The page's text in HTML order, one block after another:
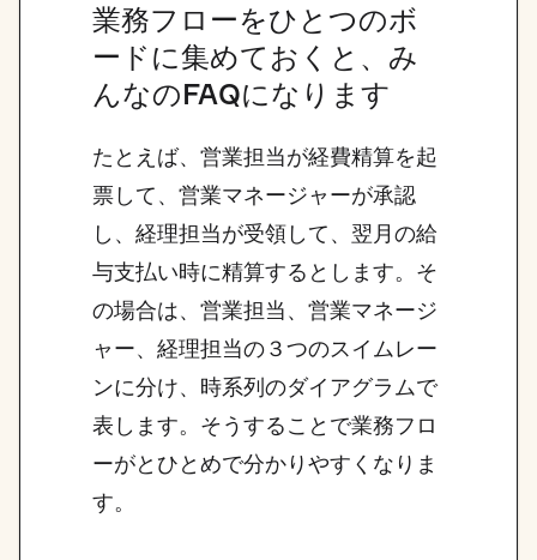
業務フローをひとつのボ
ードに集めておくと、み
んなのFAQになります
たとえば、営業担当が経費精算を起
票して、営業マネージャーが承認
し、経理担当が受領して、翌月の給
与支払い時に精算するとします。そ
の場合は、営業担当、営業マネージ
ャー、経理担当の３つのスイムレー
ンに分け、時系列のダイアグラムで
表します。そうすることで業務フロ
ーがとひとめで分かりやすくなりま
す。